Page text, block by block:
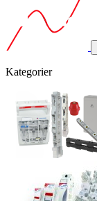
Kategorier